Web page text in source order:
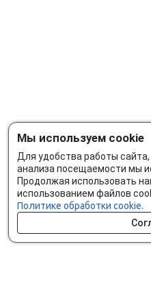
Мы используем cookie
Для удобства работы
анализа посещаемости мы
Продолжая использовать
использованием файлов
Политике обработки cookie.